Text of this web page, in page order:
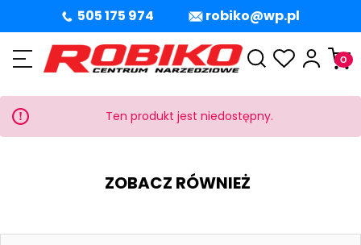
505 175 974 robiko@wp.pl
Ten produkt jest niedostępny.
ZOBACZ RÓWNIEŻ